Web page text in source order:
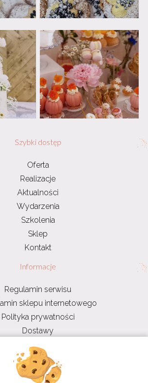
Szybki dostęp
Oferta
Realizacje
Aktualności
Wydarzenia
Szkolenia
Sklep
Kontakt
Informacje
Regulamin serwisu
sklepu internetowego
Polityka prywatności
Dostawy
RODO